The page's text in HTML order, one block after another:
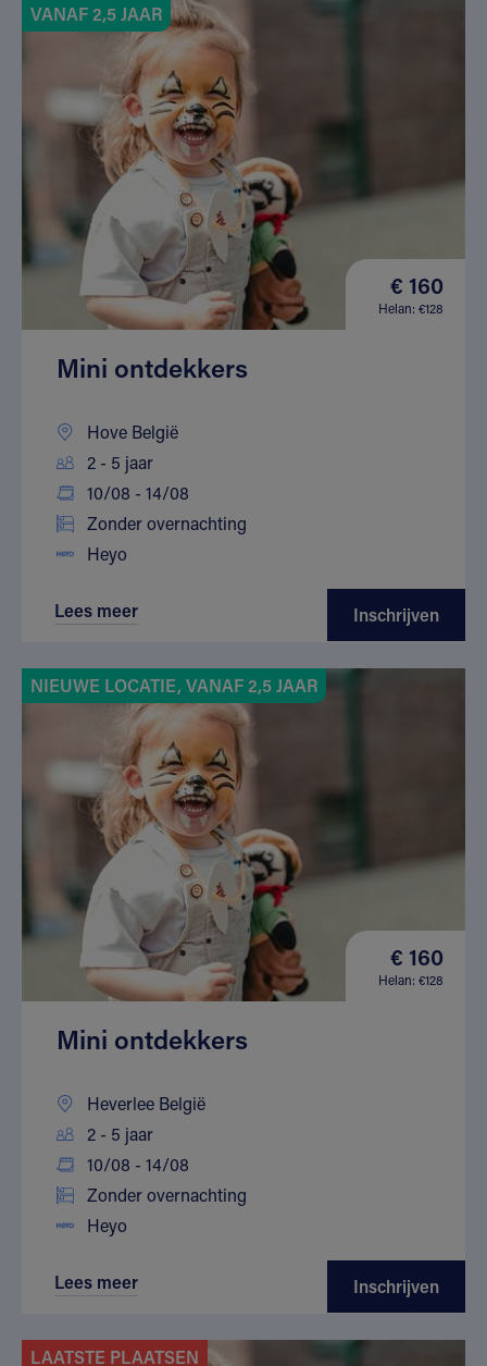
VANAF 2,5 JAAR
€ 160
Helan: €128
Mini ontdekkers
Hove België
2 - 5 jaar
10/08 - 14/08
Zonder overnachting
Heyo
Lees meer Inschrijven
NIEUWE LOCATIE, VANAF 2,5 JAAR
€ 160
Helan: €128
Mini ontdekkers
Heverlee België
2 - 5 jaar
10/08 - 14/08
Zonder overnachting
Heyo
Lees meer Inschrijven
LAATSTE PLAATSEN